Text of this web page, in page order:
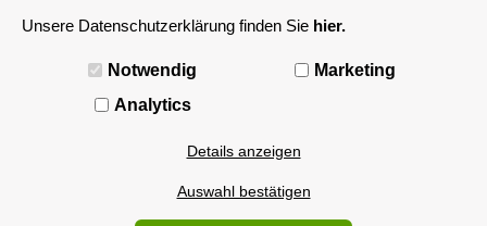
MENÜ
Unsere Datenschutzerklärung finden Sie hier.
Notwendig
Marketing
Analytics
Details anzeigen
Auswahl bestätigen